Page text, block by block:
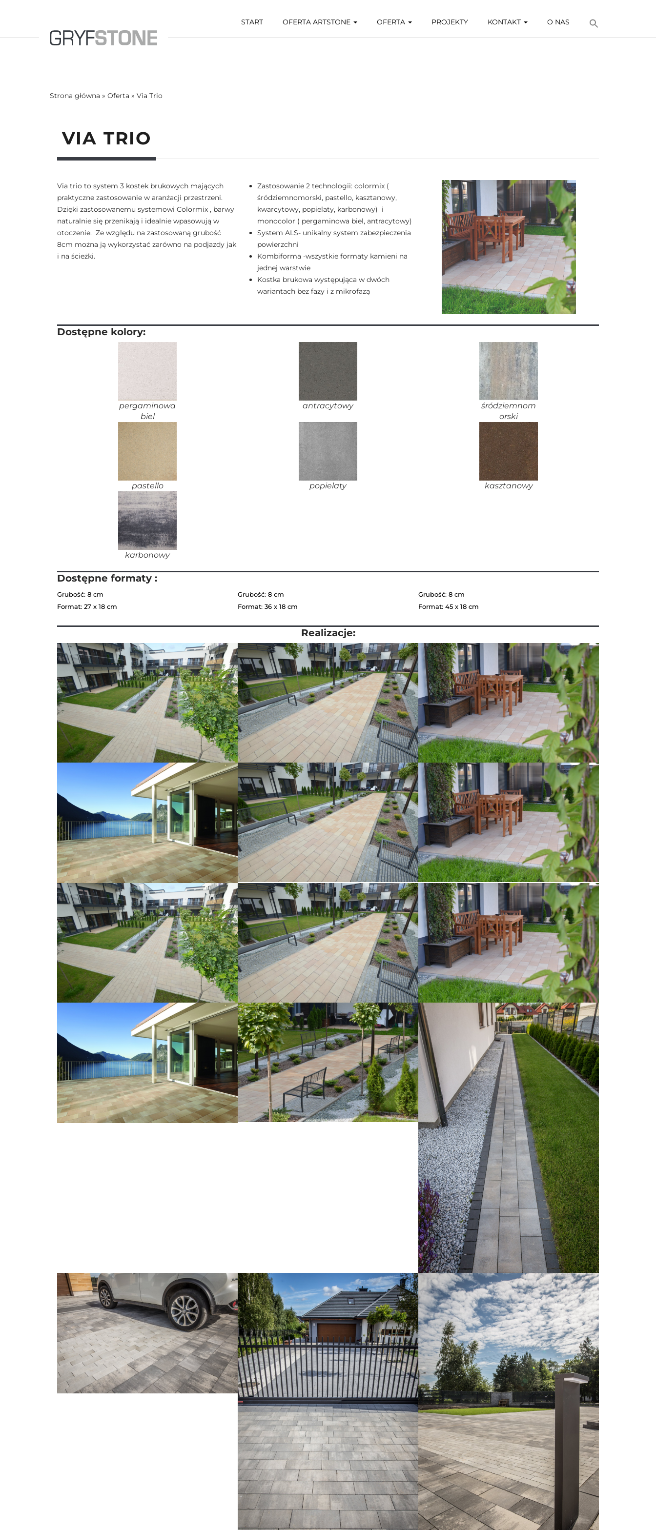
START OFERTA ARTSTONE OFERTA PROJEKTY KONTAKT O NAS
Strona główna » Oferta » Via Trio
VIA TRIO
Via trio to system 3 kostek brukowych mających
praktyczne zastosowanie w aranżacji przestrzeni.
Dzięki zastosowanemu systemowi Colormix , barwy
naturalnie się przenikają i idealnie wpasowują w
otoczenie. Ze względu na zastosowaną grubość
8cm można ją wykorzystać zarówno na podjazdy jak
i na ścieżki.
Zastosowanie 2 technologii: colormix (
śródziemnomorski, pastello, kasztanowy,
kwarcytowy, popielaty, karbonowy) i
monocolor ( pergaminowa biel, antracytowy)
System ALS- unikalny system zabezpieczenia
powierzchni
Kombiforma -wszystkie formaty kamieni na
jednej warstwie
Kostka brukowa występująca w dwóch
wariantach bez fazy i z mikrofazą
Dostępne kolory:
pergaminowa
biel
antracytowy
śródziemnom
orski
pastello popielaty kasztanowy
karbonowy
Dostępne formaty :
Grubość: 8 cm
Format: 27 x 18 cm
Grubość: 8 cm
Format: 36 x 18 cm
Grubość: 8 cm
Format: 45 x 18 cm
Realizacje: